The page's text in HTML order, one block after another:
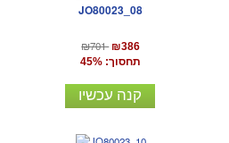
JO80023_08
₪701 ₪386
תחסוך: 45%
קנה עכשיו